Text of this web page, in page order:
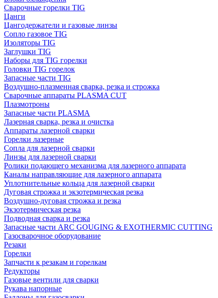
Сварочные горелки TIG
Цанги
Цангодержатели и газовые линзы
Сопло газовое TIG
Изоляторы TIG
Заглушки TIG
Наборы для TIG горелки
Головки TIG горелок
Запасные части TIG
Воздушно-плазменная сварка, резка и строжка
Сварочные аппараты PLASMA CUT
Плазмотроны
Запасные части PLASMA
Лазерная сварка, резка и очистка
Аппараты лазерной сварки
Горелки лазерные
Сопла для лазерной сварки
Линзы для лазерной сварки
Ролики подающего механизма для лазерного аппарата
Каналы направляющие для лазерного аппарата
Уплотнительные кольца для лазерной сварки
Дуговая строжка и экзотермическая резка
Воздушно-дуговая строжка и резка
Экзотермическая резка
Подводная сварка и резка
Запасные части ARC GOUGING & EXOTHERMIC CUTTING
Газосварочное оборудование
Резаки
Горелки
Запчасти к резакам и горелкам
Редукторы
Газовые вентили для сварки
Рукава напорные